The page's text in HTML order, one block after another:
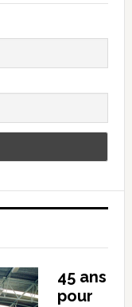
45 ans
pour